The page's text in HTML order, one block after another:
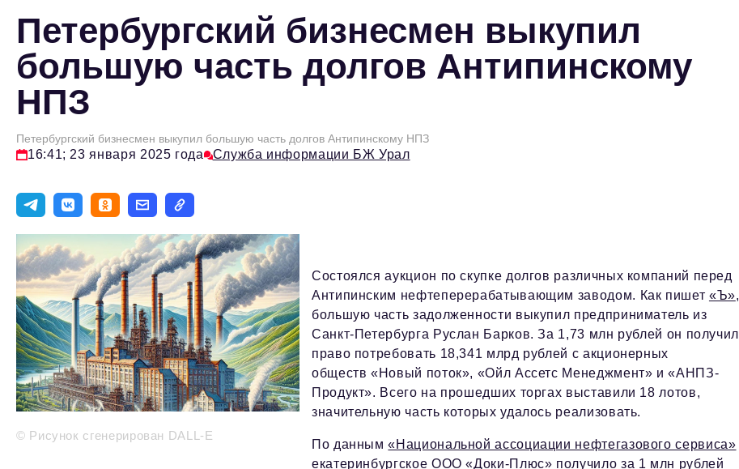
Петербургский бизнесмен выкупил
большую часть долгов Антипинскому
НПЗ
Петербургский бизнесмен выкупил большую часть долгов Антипинскому НПЗ
16:41; 23 января 2025 года Служба информации БЖ Урал
© Рисунок сгенерирован DALL-E
Состоялся аукцион по скупке долгов различных компаний перед
Антипинским нефтеперерабатывающим заводом. Как пишет «Ъ»,
большую часть задолженности выкупил предприниматель из
Санкт-Петербурга Руслан Барков. За 1,73 млн рублей он получил
право потребовать 18,341 млрд рублей с акционерных
обществ «Новый поток», «Ойл Ассетс Менеджмент» и «АНПЗ-
Продукт». Всего на прошедших торгах выставили 18 лотов,
значительную часть которых удалось реализовать.
По данным«Национальной ассоциации нефтегазового сервиса»
екатеринбургское ООО «Доки-Плюс» получило за 1 млн рублей